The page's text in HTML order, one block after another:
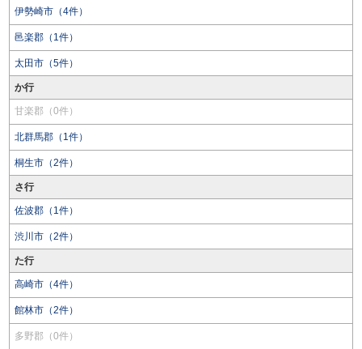
伊勢崎市（4件）
邑楽郡（1件）
太田市（5件）
か行
甘楽郡（0件）
北群馬郡（1件）
桐生市（2件）
さ行
佐波郡（1件）
渋川市（2件）
た行
高崎市（4件）
館林市（2件）
多野郡（0件）